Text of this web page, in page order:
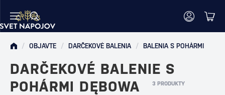
/ OBJAVTE / DARČEKOVÉ BALENIA / BALENIA S POHÁRMI
DARČEKOVÉ BALENIE S
POHÁRMI DĘBOWA
3 PRODUKTY